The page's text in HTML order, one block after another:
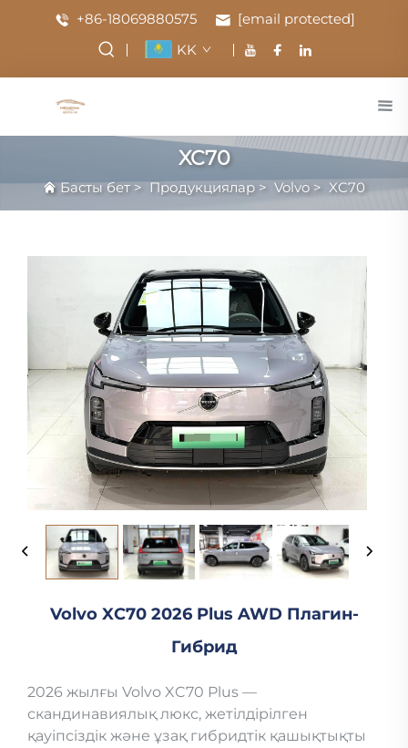
+86-18069880575
[email protected]
KK
XC70
Басты бет > Продукциялар > Volvo > XC70
Volvo XC70 2026 Plus AWD Плагин-
Гибрид
2026 жылғы Volvo XC70 Plus —
скандинавиялық люкс, жетілдірілген
қауіпсіздік және ұзақ гибридтік қашықтықты